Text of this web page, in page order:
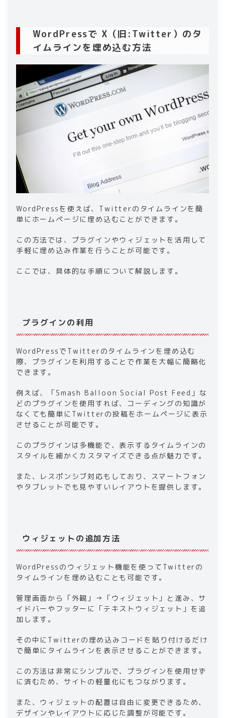
WordPressで X（旧:Twitter）のタ
イムラインを埋め込む方法
WordPressを使えば、Twitterのタイムラインを簡
単にホームページに埋め込むことができます。
この方法では、プラグインやウィジェットを活用して
手軽に埋め込み作業を行うことが可能です。
ここでは、具体的な手順について解説します。
プラグインの利用
WordPressでTwitterのタイムラインを埋め込む
際、プラグインを利用することで作業を大幅に簡略化
できます。
例えば、「Smash Balloon Social Post Feed」な
どのプラグインを使用すれば、コーディングの知識が
なくても簡単にTwitterの投稿をホームページに表示
させることが可能です。
このプラグインは多機能で、表示するタイムラインの
スタイルを細かくカスタマイズできる点が魅力です。
また、レスポンシブ対応もしており、スマートフォン
やタブレットでも見やすいレイアウトを提供します。
ウィジェットの追加方法
WordPressのウィジェット機能を使ってTwitterの
タイムラインを埋め込むことも可能です。
管理画面から「外観」→「ウィジェット」と進み、サ
イドバーやフッターに「テキストウィジェット」を追
加します。
その中にTwitterの埋め込みコードを貼り付けるだけ
で簡単にタイムラインを表示させることができます。
この方法は非常にシンプルで、プラグインを使用せず
に済むため、サイトの軽量化にもつながります。
また、ウィジェットの配置は自由に変更できるため、
デザインやレイアウトに応じた調整が可能です。